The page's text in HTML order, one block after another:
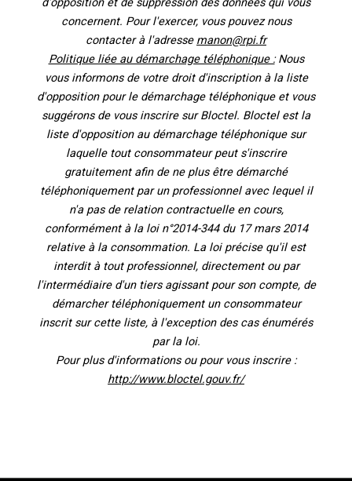
d'opposition et de suppression des données qui vous
concernent. Pour l'exercer, vous pouvez nous
contacter à l'adresse manon@rpi.fr
Politique liée au démarchage téléphonique :Nous
vous informons de votre droit d'inscription à la liste
d'opposition pour le démarchage téléphonique et vous
suggérons de vous inscrire sur Bloctel. Bloctel est la
liste d'opposition au démarchage téléphonique sur
laquelle tout consommateur peut s'inscrire
gratuitement afin de ne plus être démarché
téléphoniquement par un professionnel avec lequel il
n'a pas de relation contractuelle en cours,
conformément à la loi n°2014-344 du 17 mars 2014
relative à la consommation. La loi précise qu'il est
interdit à tout professionnel, directement ou par
l'intermédiaire d'un tiers agissant pour son compte, de
démarcher téléphoniquement un consommateur
inscrit sur cette liste, à l'exception des cas énumérés
par la loi.
Pour plus d'informations ou pour vous inscrire :
http://www.bloctel.gouv.fr/